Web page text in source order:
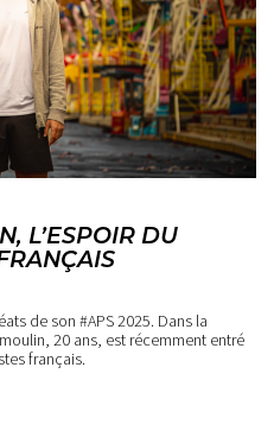
L’ESPOIR DU
de son #APS 2025. Dans la
20 ans, est récemment entré
français.